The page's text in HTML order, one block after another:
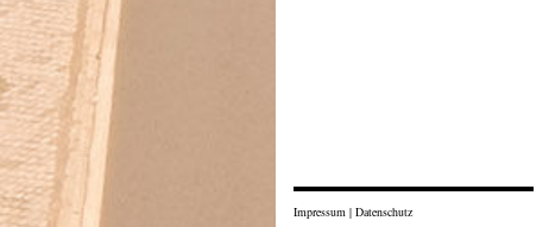
Impressum | Datenschutz